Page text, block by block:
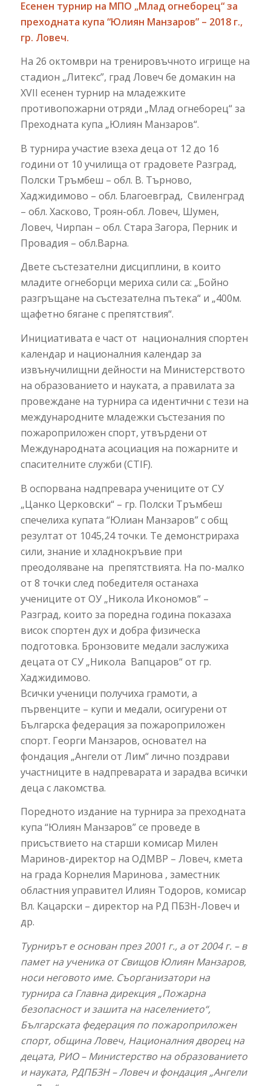
Есенен турнир на МПО „Млад огнеборец“ за
преходната купа “Юлиян Манзаров” – 2018 г.,
гр. Ловеч.
На 26 октомври на тренировъчното игрище на
стадион „Литекс”, град Ловеч бе домакин на
XVII есенен турнир на младежките
противопожарни отряди „Млад огнеборец“ за
Преходната купа „Юлиян Манзаров“.
В турнира участие взеха деца от 12 до 16
години от 10 училища от градовете Разград,
Полски Тръмбеш – обл. В. Търново,
Хаджидимово – обл. Благоевград, Свиленград
– обл. Хасково, Троян-обл. Ловеч, Шумен,
Ловеч, Чирпан – обл. Стара Загора, Перник и
Провадия – обл.Варна.
Двете състезателни дисциплини, в които
младите огнеборци мериха сили са: „Бойно
разгръщане на състезателна пътека“ и „400м.
щафетно бягане с препятствия“.
Инициативата е част от националния спортен
календар и националния календар за
извънучилищни дейности на Министерството
на образованието и науката, а правилата за
провеждане на турнира са идентични с тези на
международните младежки състезания по
пожароприложен спорт, утвърдени от
Международната асоциация на пожарните и
спасителните служби (CTIF).
В оспорвана надпревара учениците от СУ
„Цанко Церковски“ – гр. Полски Тръмбеш
спечелиха купата “Юлиан Манзаров” с общ
резултат от 1045,24 точки. Те демонстрираха
сили, знание и хладнокръвие при
преодоляване на препятствията. На по-малко
от 8 точки след победителя останаха
учениците от ОУ „Никола Икономов“ –
Разград, които за поредна година показаха
висок спортен дух и добра физическа
подготовка. Бронзовите медали заслужиха
децата от СУ „Никола Вапцаров“ от гр.
Хаджидимово.
Всички ученици получиха грамоти, а
първенците – купи и медали, осигурени от
Българска федерация за пожароприложен
спорт. Георги Манзаров, основател на
фондация „Ангели от Лим“ лично поздрави
участниците в надпреварата и зарадва всички
деца с лакомства.
Поредното издание на турнира за преходната
купа “Юлиян Манзаров” се проведе в
присъствието на старши комисар Милен
Маринов-директор на ОДМВР – Ловеч, кмета
на града Корнелия Маринова , заместник
областния управител Илиян Тодоров, комисар
Вл. Кацарски – директор на РД ПБЗН-Ловеч и
др.
Турнирът е основан през 2001 г., а от 2004 г. – в
памет на ученика от Свищов Юлиян Манзаров,
носи неговото име. Съорганизатори на
турнира са Главна дирекция „Пожарна
безопасност и зашита на населението“,
Българската федерация по пожароприложен
спорт, община Ловеч, Националния дворец на
децата, РИО – Министерство на образованието
и науката, РДПБЗН – Ловеч и фондация „Ангели